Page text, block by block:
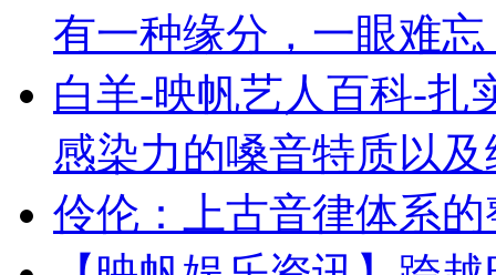
有一种缘分，一眼难
白羊-映帆艺人百科-扎
感染力的嗓音特质以
伶伦：上古音律体系